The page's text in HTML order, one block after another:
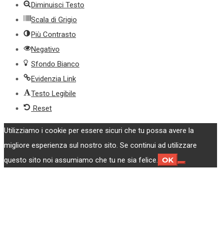
Diminuisci Testo
Scala di Grigio
Più Contrasto
Negativo
Sfondo Bianco
Evidenzia Link
Testo Legibile
Reset
Utilizziamo i cookie per essere sicuri che tu possa avere la
migliore esperienza sul nostro sito. Se continui ad utilizzare
questo sito noi assumiamo che tu ne sia felice. OK